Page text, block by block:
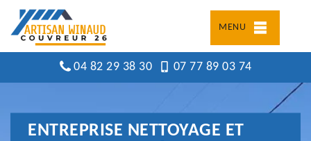
MENU
04 82 29 38 30 07 77 89 03 74
ENTREPRISE NETTOYAGE ET